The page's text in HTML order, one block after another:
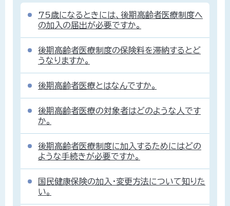
75歳になるときには、後期高齢者医療制度へ
の加入の届出が必要ですか。
後期高齢者医療制度の保険料を滞納するとど
うなりますか。
後期高齢者医療とはなんですか。
後期高齢者医療の対象者はどのような人です
か。
後期高齢者医療制度に加入するためにはどの
ような手続きが必要ですか。
国民健康保険の加入・変更方法について知りた
い。